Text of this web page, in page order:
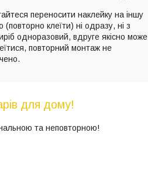
переносити наклейку на іншу
(повторно клеїти) ні одразу, ні з
одноразовий, вдруге якісно може
повторний монтаж не
для дому!
та неповторною!